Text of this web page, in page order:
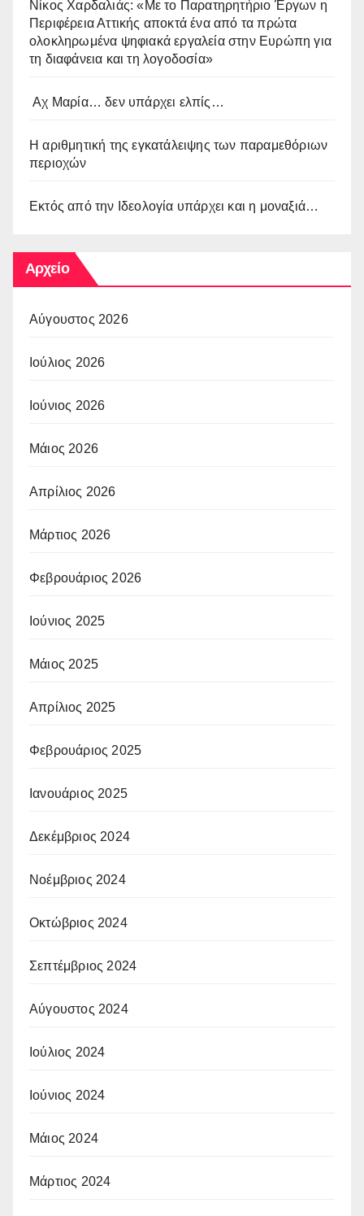
Νίκος Χαρδαλιάς: «Με το Παρατηρητήριο Έργων η
Περιφέρεια Αττικής αποκτά ένα από τα πρώτα
ολοκληρωμένα ψηφιακά εργαλεία στην Ευρώπη για
τη διαφάνεια και τη λογοδοσία»
Αχ Μαρία… δεν υπάρχει ελπίς…
Η αριθμητική της εγκατάλειψης των παραμεθόριων
περιοχών
Εκτός από την Ιδεολογία υπάρχει και η μοναξιά…
Αρχείο
Αύγουστος 2026
Ιούλιος 2026
Ιούνιος 2026
Μάιος 2026
Απρίλιος 2026
Μάρτιος 2026
Φεβρουάριος 2026
Ιούνιος 2025
Μάιος 2025
Απρίλιος 2025
Φεβρουάριος 2025
Ιανουάριος 2025
Δεκέμβριος 2024
Νοέμβριος 2024
Οκτώβριος 2024
Σεπτέμβριος 2024
Αύγουστος 2024
Ιούλιος 2024
Ιούνιος 2024
Μάιος 2024
Μάρτιος 2024